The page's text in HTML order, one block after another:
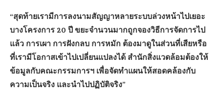
“สุดท้ายเรามีการลงนามสัญญาหลายระบบล่วงหน้าไปเยอะ
บางโครงการ 20 ปี ขยะจำนวนมากถูกจองวิธีการจัดการไป
แล้ว การเผา การฝังกลบ การหมัก ต้องมาดูในส่วนที่เสียหรือ
ที่เรามีโอกาสเข้าไปเปลี่ยนแปลงได้ สำนักสิ่งแวดล้อมต้องให้
ข้อมูลกับคณะกรรมการฯ เพื่อจัดทำแผนให้สอดคล้องกับ
ความเป็นจริง และนำไปปฏิบัติจริง”